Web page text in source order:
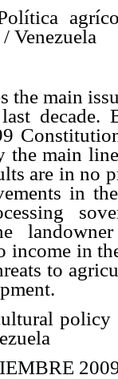
Venezuela
the main
decade.
the main
are in no
in
income in
to
policy